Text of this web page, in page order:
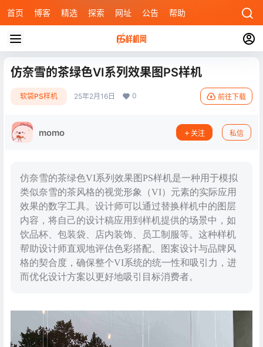
首页 博客 精选 探索 网址 公告 帮助
仿奈雪的茶绿色VI系列效果图PS样机
软袋PS样机 25年2月16日 0 前往下载
momo 关注 私信
仿奈雪的茶绿色VI系列效果图PS样机是一种用于模拟
类似奈雪的茶风格的视觉形象（VI）元素的实际应用
效果的数字工具。设计师可以通过替换样机中的图层
内容，将自己的设计稿应用到样机提供的场景中，如
饮品杯、包装袋、店内装饰、员工制服等。这种样机
帮助设计师直观地评估色彩搭配、图案设计与品牌风
格的契合度，确保整个VI系统的统一性和吸引力，进
而优化设计方案以更好地吸引目标消费者。